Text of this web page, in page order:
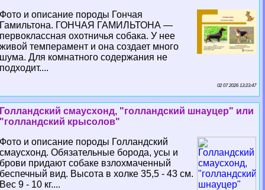
Фото и описание породы Гончая
Гамильтона. ГОНЧАЯ ГАМИЛЬТОНА —
первоклассная охотничья собака. У нее
живой темперамент и она создает много
шума. Для комнатного содержания не
подходит....
02 07 2026 13:23:47
Голландский смаусхонд, "голландский шнауцер" или
"голландский крысолов"
Фото и описание породы Голландский
смаусхонд. Обязательные борода, усы и
брови придают собаке взлохмаченный
беспечный вид. Высота в холке 35,5 - 43 см.
Вес 9 - 10 кг....